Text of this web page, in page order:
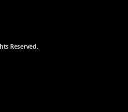
Reserved.